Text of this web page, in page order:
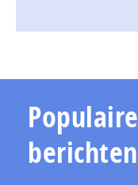
Populaire
berichten